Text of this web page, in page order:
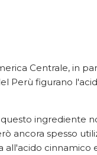
Centrale, in
Perù figurano
ingrediente
ancora spesso
cinnamico